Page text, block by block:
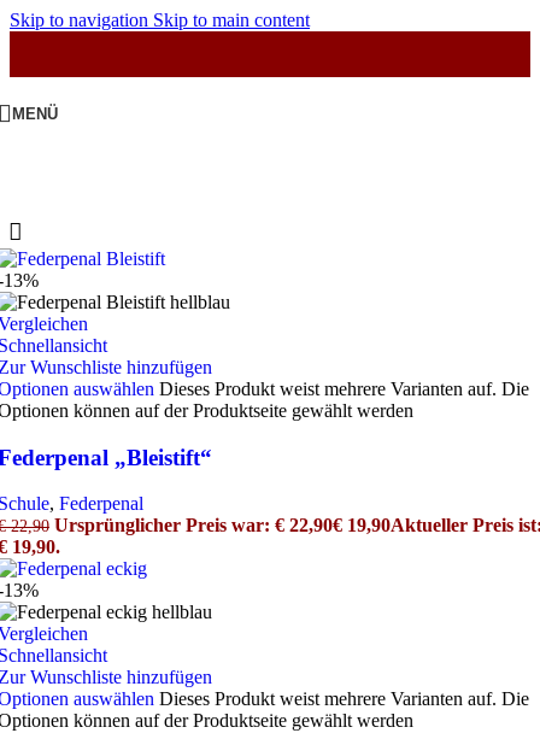
Skip to navigation Skip to main content
MENÜ
13%
Wunschliste hinzufügen
auswählen Dieses Produkt weist mehrere Varianten auf. Die
können auf der Produktseite gewählt werden
„Bleistift“
, Federpenal
22,90 Ursprünglicher Preis war: € 22,90€ 19,90Aktueller Preis
19,90.
13%
Wunschliste hinzufügen
auswählen Dieses Produkt weist mehrere Varianten auf. Die
können auf der Produktseite gewählt werden